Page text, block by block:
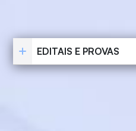
EDITAIS E PROVAS